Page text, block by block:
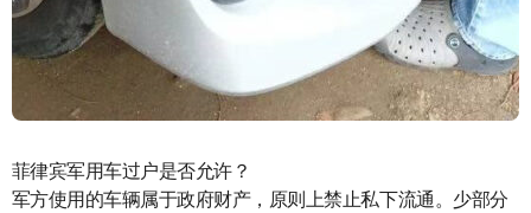
菲律宾军用车过户是否允许？
军方使用的车辆属于政府财产，原则上禁止私下流通。少部分